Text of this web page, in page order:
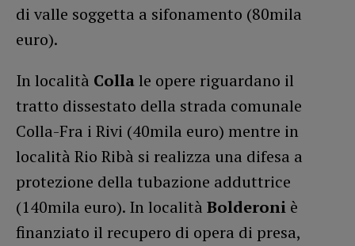
di valle soggetta a sifonamento (80mila
euro).
In località Collale opere riguardano il
tratto dissestato della strada comunale
Colla-Fra i Rivi (40mila euro) mentre in
località Rio Ribà si realizza una difesa a
protezione della tubazione adduttrice
(140mila euro). In località Bolderoni è
finanziato il recupero di opera di presa,